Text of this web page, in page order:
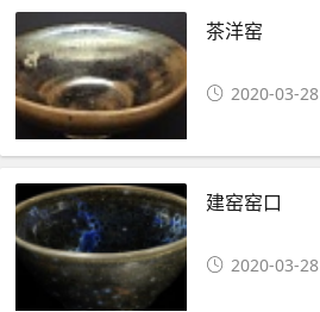
茶洋窑
2020-03-28
建窑窑口
2020-03-28